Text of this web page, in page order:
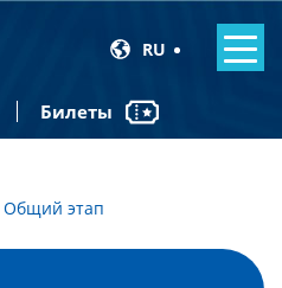
RU
Билеты
Общий этап